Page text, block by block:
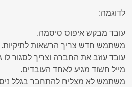
לדוגמה:
עובד מבקש איפוס סיסמה.
משתמש חדש צריך הרשאות לתיקיות.
עובד עוזב את החברה וצריך לסגור לו
מייל חשוד מגיע לאחד העובדים.
משתמש לא מצליח להתחבר בגלל